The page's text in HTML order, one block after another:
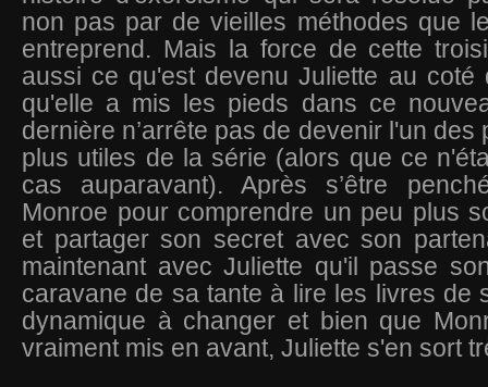
non pas par de vieilles méthodes que
entreprend. Mais la force de cette
aussi ce qu'est devenu Juliette au coté
qu'elle a mis les pieds dans ce
dernière n’arrête pas de devenir l'un des
plus utiles de la série (alors que ce
cas auparavant). Après s’être
Monroe pour comprendre un peu plus
et partager son secret avec son
maintenant avec Juliette qu'il passe
caravane de sa tante à lire les livres de
dynamique à changer et bien que
vraiment mis en avant, Juliette s'en sort